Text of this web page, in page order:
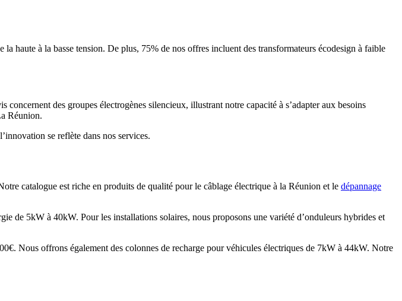
haute à la basse tension. De plus, 75% de nos offres incluent des transformateurs écodesign à faible
des groupes électrogènes silencieux, illustrant notre capacité à s’adapter aux besoins
Réunion.
se reflète dans nos services.
catalogue est riche en produits de qualité pour le câblage électrique à la Réunion et le dépannage
de 5kW à 40kW. Pour les installations solaires, nous proposons une variété d’onduleurs hybrides et
Nous offrons également des colonnes de recharge pour véhicules électriques de 7kW à 44kW. Notre